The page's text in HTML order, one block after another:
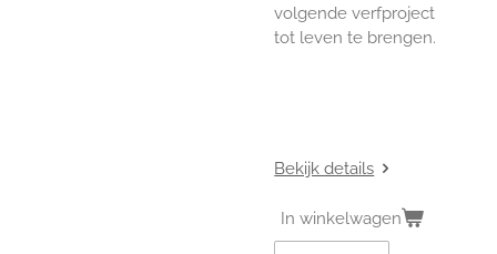
volgende verfproject
tot leven te brengen.
Bekijk details
In winkelwagen